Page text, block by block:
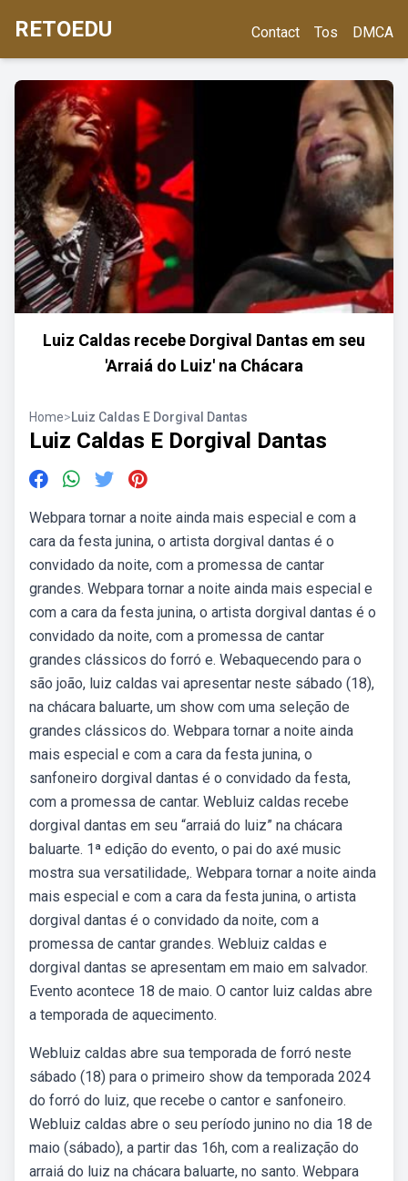
RETOEDU Contact Tos DMCA
Luiz Caldas recebe Dorgival Dantas em seu
'Arraiá do Luiz' na Chácara
Home>Luiz Caldas E Dorgival Dantas
Luiz Caldas E Dorgival Dantas
Webpara tornar a noite ainda mais especial e com a
cara da festa junina, o artista dorgival dantas é o
convidado da noite, com a promessa de cantar
grandes. Webpara tornar a noite ainda mais especial e
com a cara da festa junina, o artista dorgival dantas é o
convidado da noite, com a promessa de cantar
grandes clássicos do forró e. Webaquecendo para o
são joão, luiz caldas vai apresentar neste sábado (18),
na chácara baluarte, um show com uma seleção de
grandes clássicos do. Webpara tornar a noite ainda
mais especial e com a cara da festa junina, o
sanfoneiro dorgival dantas é o convidado da festa,
com a promessa de cantar. Webluiz caldas recebe
dorgival dantas em seu “arraiá do luiz” na chácara
baluarte. 1ª edição do evento, o pai do axé music
mostra sua versatilidade,. Webpara tornar a noite ainda
mais especial e com a cara da festa junina, o artista
dorgival dantas é o convidado da noite, com a
promessa de cantar grandes. Webluiz caldas e
dorgival dantas se apresentam em maio em salvador.
Evento acontece 18 de maio. O cantor luiz caldas abre
a temporada de aquecimento.
Webluiz caldas abre sua temporada de forró neste
sábado (18) para o primeiro show da temporada 2024
do forró do luiz, que recebe o cantor e sanfoneiro.
Webluiz caldas abre o seu período junino no dia 18 de
maio (sábado), a partir das 16h, com a realização do
arraiá do luiz na chácara baluarte, no santo. Webpara